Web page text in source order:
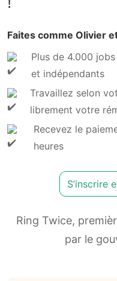
Faites comme Olivier
Plus de 4.000
et indépendants
Travaillez selon
librement votre
Recevez le
heures
S’inscrire
Ring Twice,
par le